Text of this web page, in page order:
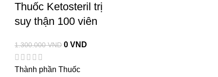
Thuốc Ketosteril trị
suy thận 100 viên
1.300.000VND 0 VND
Thành phần Thuốc